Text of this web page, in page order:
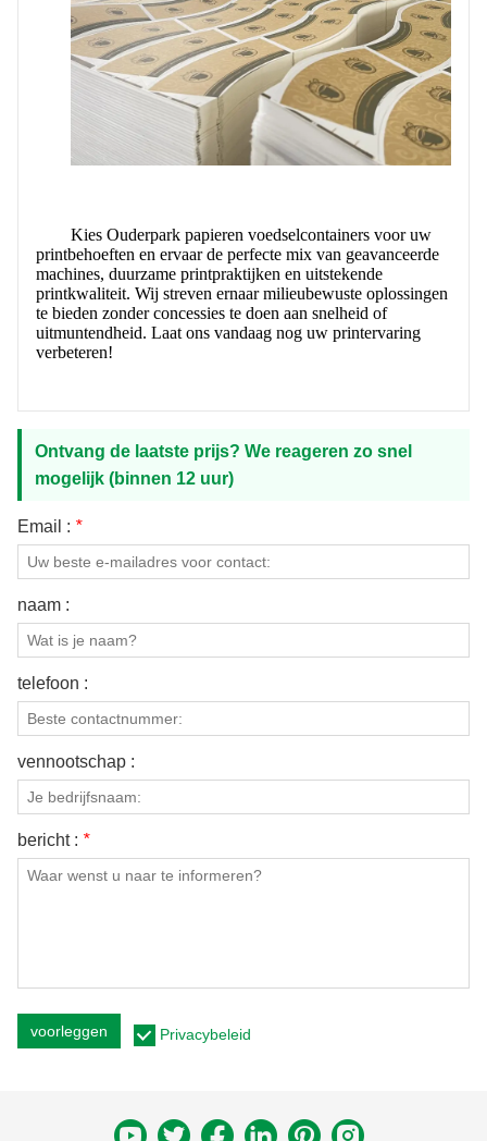
Kies Ouderpark papieren voedselcontainers voor uw
printbehoeften en ervaar de perfecte mix van geavanceerde
machines, duurzame printpraktijken en uitstekende
printkwaliteit. Wij streven ernaar milieubewuste oplossingen
te bieden zonder concessies te doen aan snelheid of
uitmuntendheid. Laat ons vandaag nog uw printervaring
verbeteren!
Ontvang de laatste prijs? We reageren zo snel
mogelijk (binnen 12 uur)
Email : *
naam :
telefoon :
vennootschap :
bericht : *
voorleggen Privacybeleid